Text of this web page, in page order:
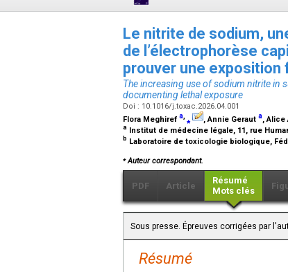
Le nitrite de sodium,
de l’électrophorèse
prouver une exposition
The increasing use of sodium nitrite in
documenting lethal exposure
Doi : 10.1016/j.toxac.2026.04.001
Flora Meghiref a,⁎ , Annie Geraut a, Alice
a Institut de médecine légale, 11, rue
b Laboratoire de toxicologie biologique,
⁎Auteur correspondant.
PDF Article
Résumé
Mots clés
Sous presse. Épreuves corrigées par
Résumé